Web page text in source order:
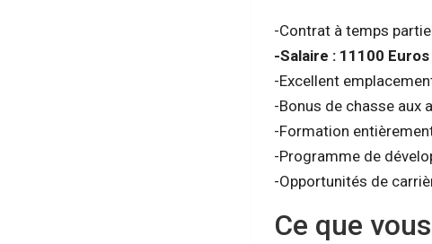
-Contrat à temps
-Salaire : 11100
-Excellent
-Bonus de chasse aux
-Formation
-Programme de
-Opportunités de
Ce que